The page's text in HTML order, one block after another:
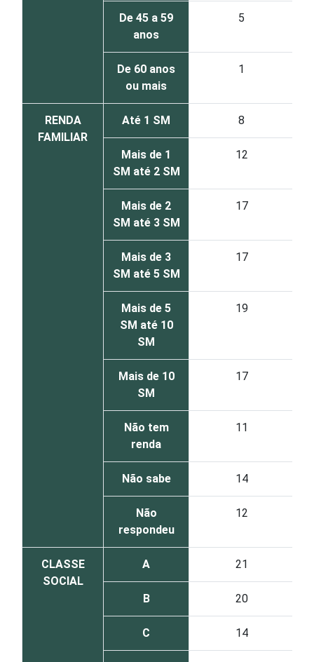
De 45 a 59
anos
5
De 60 anos
ou mais
1
RENDA
FAMILIAR
Até 1 SM 8
Mais de 1
SM até 2 SM
12
Mais de 2
SM até 3 SM
17
Mais de 3
SM até 5 SM
17
Mais de 5
SM até 10
SM
19
Mais de 10
SM
17
Não tem
renda
11
Não sabe 14
Não
respondeu
12
CLASSE
SOCIAL
A 21
B 20
C 14